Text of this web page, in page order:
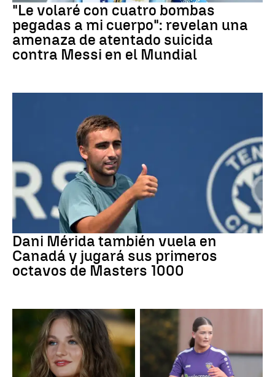
"Le volaré con cuatro bombas
pegadas a mi cuerpo": revelan una
amenaza de atentado suicida
contra Messi en el Mundial
Dani Mérida también vuela en
Canadá y jugará sus primeros
octavos de Masters 1000
Mundial 2026